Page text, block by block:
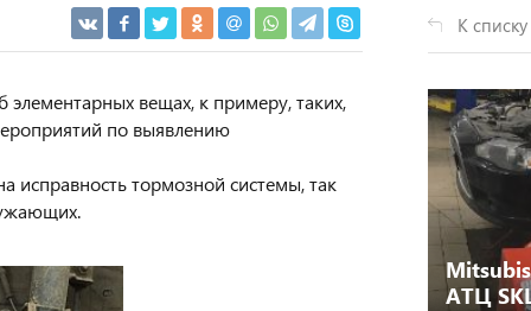
вещах, к примеру, таких,
по выявлению
исправность тормозной системы, так
К
АТЦ